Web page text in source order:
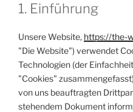
1. Einführung
Unsere Website, https://the-
"Die Website") verwendet
Technologien (der
"Cookies"
von uns beauftragten
stehendem Dokument